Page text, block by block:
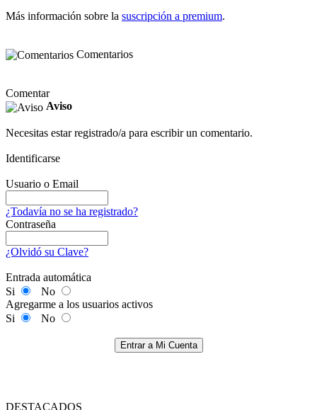
Más información sobre la suscripción a premium.
Comentarios
Comentar
Aviso
Necesitas estar registrado/a para escribir un comentario.
Identificarse
Usuario o Email
¿Todavía no se ha registrado?
Contraseña
¿Olvidó su Clave?
Entrada automática
Si
No
Agregarme a los usuarios activos
Si
No
Entrar a Mi Cuenta
DESTACADOS